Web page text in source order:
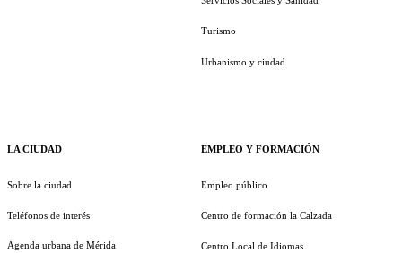
LA CIUDAD
Sobre la ciudad
Teléfonos de interés
Agenda urbana de Mérida
Turismo
Urbanismo y ciudad
EMPLEO Y FORMACIÓN
Empleo público
Centro de formación la Calzada
Centro Local de Idiomas